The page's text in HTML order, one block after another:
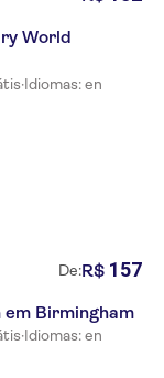
World
·Idiomas: en
De:R$ 157
Birmingham
·Idiomas: en